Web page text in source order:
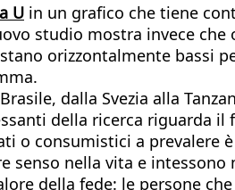
U in un grafico che tiene
studio mostra invece
orizzontalmente bassi
dalla Svezia alla
della ricerca riguarda
o consumistici a prevalere
nella vita e
della fede: le persone